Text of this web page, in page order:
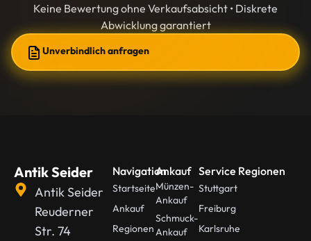
Keine Bewertung ohne Verkaufsabsicht • Diskrete
Abwicklung garantiert
Unverbindlich anfragen
Antik Seider
Antik Seider
Reuderner
Str. 74
Navigation
Startseite
Ankauf
Regionen
Ankauf
Münzen-
Ankauf
Schmuck-
Ankauf
Service Regionen
Stuttgart
Freiburg
Karlsruhe